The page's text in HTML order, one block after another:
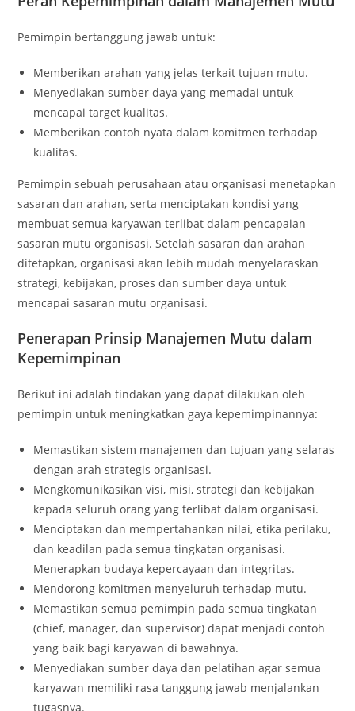
Pemimpin bertanggung jawab untuk:
Memberikan arahan yang jelas terkait tujuan mutu.
Menyediakan sumber daya yang memadai untuk
mencapai target kualitas.
Memberikan contoh nyata dalam komitmen terhadap
kualitas.
Pemimpin sebuah perusahaan atau organisasi menetapkan
sasaran dan arahan, serta menciptakan kondisi yang
membuat semua karyawan terlibat dalam pencapaian
sasaran mutu organisasi. Setelah sasaran dan arahan
ditetapkan, organisasi akan lebih mudah menyelaraskan
strategi, kebijakan, proses dan sumber daya untuk
mencapai sasaran mutu organisasi.
Penerapan Prinsip Manajemen Mutu dalam
Kepemimpinan
Berikut ini adalah tindakan yang dapat dilakukan oleh
pemimpin untuk meningkatkan gaya kepemimpinannya:
Memastikan sistem manajemen dan tujuan yang selaras
dengan arah strategis organisasi.
Mengkomunikasikan visi, misi, strategi dan kebijakan
kepada seluruh orang yang terlibat dalam organisasi.
Menciptakan dan mempertahankan nilai, etika perilaku,
dan keadilan pada semua tingkatan organisasi.
Menerapkan budaya kepercayaan dan integritas.
Mendorong komitmen menyeluruh terhadap mutu.
Memastikan semua pemimpin pada semua tingkatan
(chief, manager, dan supervisor) dapat menjadi contoh
yang baik bagi karyawan di bawahnya.
Menyediakan sumber daya dan pelatihan agar semua
karyawan memiliki rasa tanggung jawab menjalankan
tugasnya.